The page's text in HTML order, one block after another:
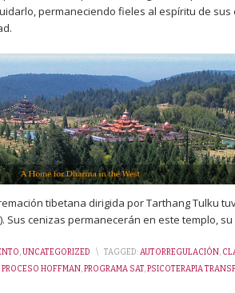
permaneciendo fieles al espíritu de
tibetana dirigida por Tarthang Tulku
Sus cenizas permanecerán en este templo,
,UNCATEGORIZED \ TAGGED:AUTORREGULACIÓN,
PROCESO HOFFMAN,PROGRAMA SAT,PSICOTERAPIA